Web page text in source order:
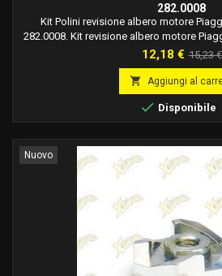
282.0008
Kit Polini revisione albero motore
282.0008. Kit revisione albero motore
cuscinetti e paraolio dedicato.
revisione albero motore Piaggio Ciao.
Piaggio Si. Kit revisione albero motore
albero motore...
Prezzo
12,18 € Prezzo
base
15,23 €
 Aggiungi al
 Disponibile
Nuovo